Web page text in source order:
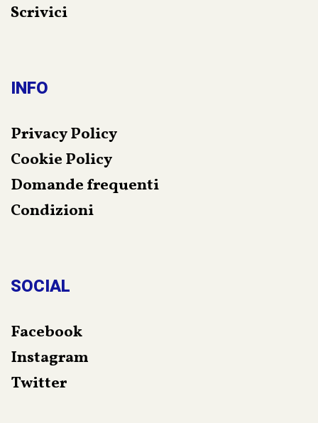
Scrivici
INFO
Privacy Policy
Cookie Policy
Domande frequenti
Condizioni
SOCIAL
Facebook
Instagram
Twitter